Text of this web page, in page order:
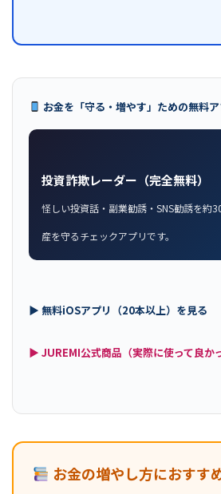
お金を「守る・増やす」ための無料
投資詐欺レーダー（完全無料）
怪しい投資話・副業勧誘・SNS勧誘を約
産を守るチェックアプリです。
▶ 無料iOSアプリ（20本以上）を見る
▶ JUREMI公式商品（実際に使って良か
お金の増やし方におすす